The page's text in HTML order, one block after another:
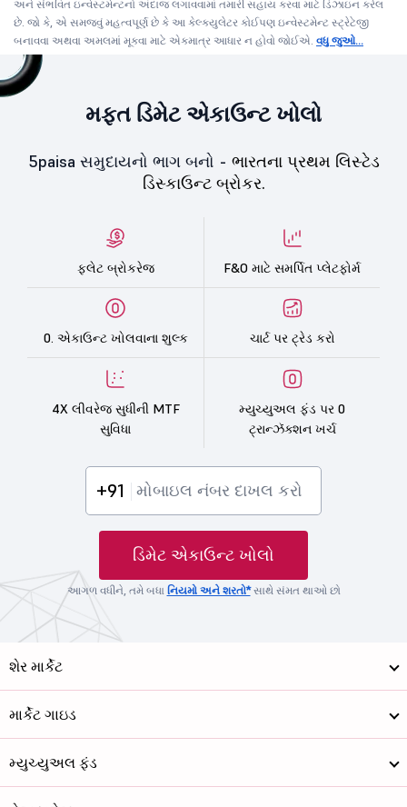
અને સંભવિત ઇન્વેસ્ટમેન્ટનો અંદાજ લગાવવામાં તમારી સહાય કરવા માટે ડિઝાઇન કરેલ
છે. જો કે, એ સમજવું મહત્વપૂર્ણ છે કે આ કેલ્ક્યુલેટર કોઈપણ ઇન્વેસ્ટમેન્ટ સ્ટ્રેટેજી
બનાવવા અથવા અમલમાં મૂકવા માટે એકમાત્ર આધાર ન હોવો જોઈએ. વધુ જુઓ...
મફત ડિમેટ એકાઉન્ટ ખોલો
5paisa સમુદાયનો ભાગ બનો - ભારતના પ્રથમ લિસ્ટેડ
ડિસ્કાઉન્ટ બ્રોકર.
ફ્લેટ બ્રોકરેજ F&O માટે સમર્પિત પ્લેટફોર્મ
0. એકાઉન્ટ ખોલવાના શુલ્ક ચાર્ટ પર ટ્રેડ કરો
4X લીવરેજ સુધીની MTF
સુવિધા
મ્યુચ્યુઅલ ફંડ પર 0
ટ્રાન્ઝૅક્શન ખર્ચ
+91
ડિમેટ એકાઉન્ટ ખોલો
આગળ વધીને, તમે બધા નિયમો અને શરતો*સાથે સંમત થાઓ છો
શેર માર્કેટ
માર્કેટ ગાઇડ
મ્યુચ્યુઅલ ફંડ